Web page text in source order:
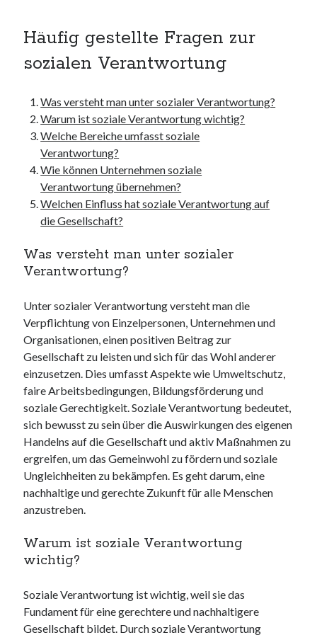
kultur
kunst und handwerk
nach
nordsee urlaub
ostsee
ostsee urlaub
osze
privatumzug
rollstuhlgerechte ferienwohnung
seniorenreisen
sportunterricht
umzugskartons
Uncategorized
unterkünfte
websiten
wordpress
Häufig gestellte Fragen zur
sozialen Verantwortung
Was versteht man unter sozialer Verantwortung?
Warum ist soziale Verantwortung wichtig?
Welche Bereiche umfasst soziale
Verantwortung?
Wie können Unternehmen soziale
Verantwortung übernehmen?
Welchen Einfluss hat soziale Verantwortung auf
die Gesellschaft?
Was versteht man unter sozialer
Verantwortung?
Unter sozialer Verantwortung versteht man die
Verpflichtung von Einzelpersonen, Unternehmen und
Organisationen, einen positiven Beitrag zur
Gesellschaft zu leisten und sich für das Wohl anderer
einzusetzen. Dies umfasst Aspekte wie Umweltschutz,
faire Arbeitsbedingungen, Bildungsförderung und
soziale Gerechtigkeit. Soziale Verantwortung bedeutet,
sich bewusst zu sein über die Auswirkungen des eigenen
Handelns auf die Gesellschaft und aktiv Maßnahmen zu
ergreifen, um das Gemeinwohl zu fördern und soziale
Ungleichheiten zu bekämpfen. Es geht darum, eine
nachhaltige und gerechte Zukunft für alle Menschen
anzustreben.
Warum ist soziale Verantwortung
wichtig?
Soziale Verantwortung ist wichtig, weil sie das
Fundament für eine gerechtere und nachhaltigere
Gesellschaft bildet. Durch soziale Verantwortung